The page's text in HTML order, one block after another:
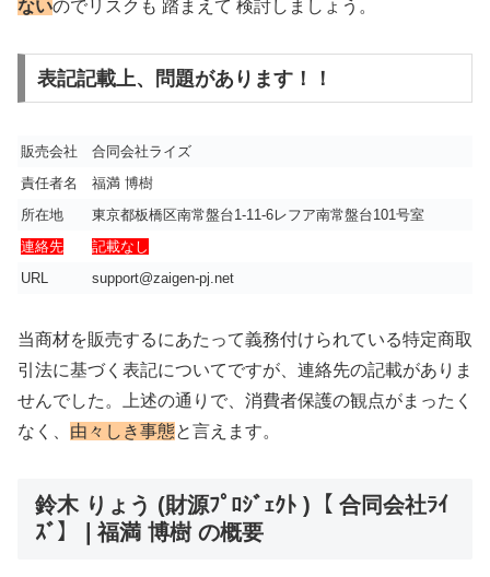
ないのでリスクも 踏まえて 検討しましょう。
表記記載上、問題があります！！
販売会社
合同会社ライズ
責任者名
福満 博樹
所在地
東京都板橋区南常盤台1-11-6レフア南常盤台101号室
連絡先
記載なし
URL
support@zaigen-pj.net
当商材を販売するにあたって義務付けられている特定商取
引法に基づく表記についてですが、連絡先の記載がありま
せんでした。上述の通りで、消費者保護の観点がまったく
なく、 由々しき事態と言えます。
鈴木 りょう (財源ﾌﾟﾛｼﾞｪｸﾄ )【 合同会社ﾗｲ
ｽﾞ】❘福満 博樹 の概要